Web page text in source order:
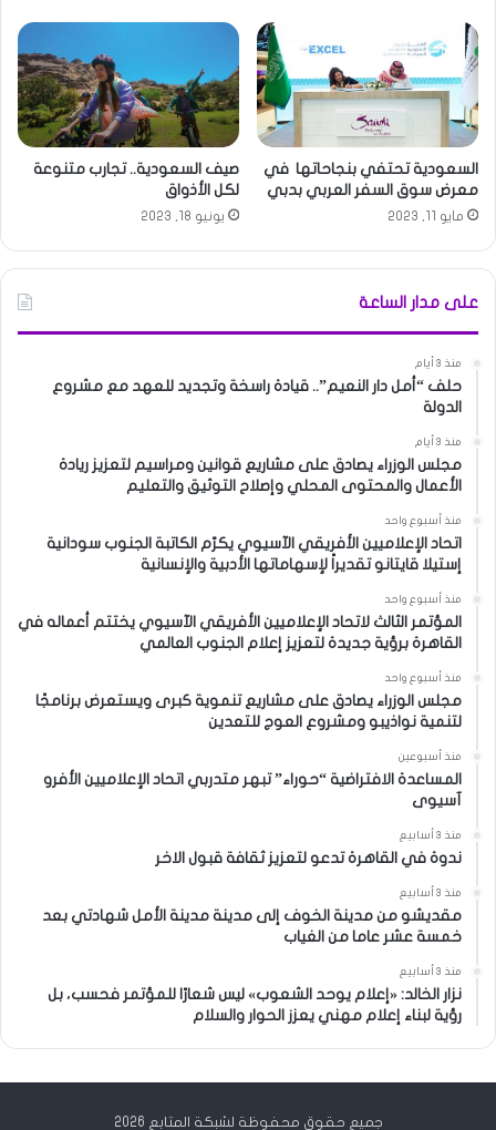
السعودية تحتفي بنجاحاتها ‏ في
معرض سوق السفر العربي بدبي
مايو 11, 2023
صيف السعودية.. تجارب متنوعة
لكل الأذواق
يونيو 18, 2023
على مدار الساعة
منذ 3 أيام
حلف “أمل دار النعيم”.. قيادة راسخة وتجديد للعهد مع مشروع
الدولة
منذ 3 أيام
مجلس الوزراء يصادق على مشاريع قوانين ومراسيم لتعزيز ريادة
الأعمال والمحتوى المحلي وإصلاح التوثيق والتعليم
منذ أسبوع واحد
اتحاد الإعلاميين الأفريقي الآسيوي يكرّم الكاتبة الجنوب سودانية
إستيلا قايتانو تقديراً لإسهاماتها الأدبية والإنسانية
منذ أسبوع واحد
المؤتمر الثالث لاتحاد الإعلاميين الأفريقي الآسيوي يختتم أعماله في
القاهرة برؤية جديدة لتعزيز إعلام الجنوب العالمي
منذ أسبوع واحد
مجلس الوزراء يصادق على مشاريع تنموية كبرى ويستعرض برنامجًا
لتنمية نواذيبو ومشروع العوج للتعدين
منذ أسبوعين
المساعدة الافتراضية “حوراء” تبهر متدربي اتحاد الإعلاميين الأفرو
آسيوى
منذ 3 أسابيع
ندوة في القاهرة تدعو لتعزيز ثقافة قبول الاخر
منذ 3 أسابيع
مقديشو من مدينة الخوف إلى مدينة مدينة الأمل شهادتي بعد
خمسة عشر عاما من الغياب
منذ 3 أسابيع
نزار الخالد: «إعلام يوحد الشعوب» ليس شعارًا للمؤتمر فحسب، بل
رؤية لبناء إعلام مهني يعزز الحوار والسلام
جميع حقوق محفوظة لشبكة المتابع 2026